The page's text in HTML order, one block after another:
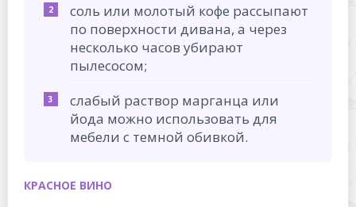
соль или молотый кофе рассыпают
по поверхности дивана, а через
несколько часов убирают
пылесосом;
слабый раствор марганца или
йода можно использовать для
мебели с темной обивкой.
КРАСНОЕ ВИНО